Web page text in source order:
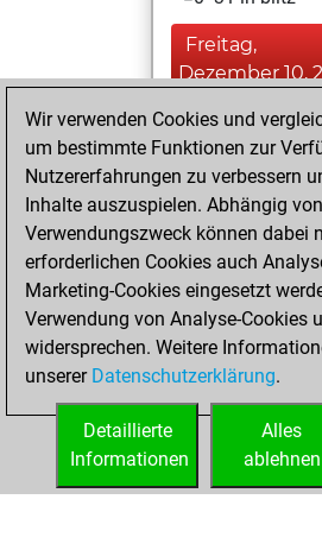
Freitag,
Dezember 10,
You
BeautyScore of
achieved a new
of 1581
Mittwoch,
2021
You created
your Fritz account
Wir verwenden Cookies und
um bestimmte Funktionen zur
Nutzererfahrungen zu verbessern
Inhalte auszuspielen. Abhängig
Verwendungszweck können dabei
erforderlichen Cookies auch
Marketing-Cookies eingesetzt
Verwendung von Analyse-Cookies
widersprechen. Weitere
unserer Datenschutzerklärung.
Alles
ablehnen
Detaillierte
Informationen